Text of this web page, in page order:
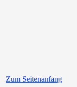
Zum Seitenanfang